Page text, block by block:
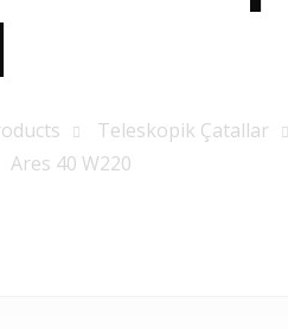
Teleskopik Çatallar
Ares 40 W220